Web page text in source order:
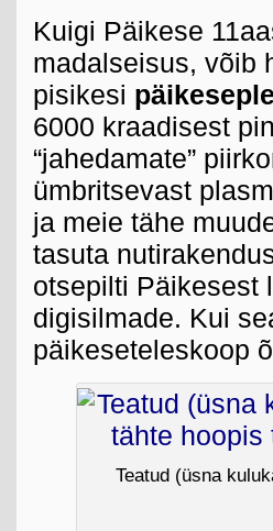
Kuigi Päikese
madalseisus, võib
pisikesi
6000 kraadisest
“jahedamate”
ümbritsevast
ja meie tähe
tasuta
otsepilti Päikesest
digisilmade. Kui
päikeseteleskoop
Teatud (üsna